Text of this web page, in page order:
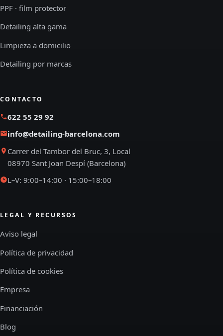
PPF · film protector
Detailing alta gama
Limpieza a domicilio
Detailing por marcas
CONTACTO
622 55 29 92
info@detailing-barcelona.com
Carrer del Tambor del Bruc, 3, Local
08970 Sant Joan Despí (Barcelona)
L–V: 9:00–14:00 · 15:00–18:00
LEGAL Y RECURSOS
Aviso legal
Política de privacidad
Política de cookies
Empresa
Financiación
Blog